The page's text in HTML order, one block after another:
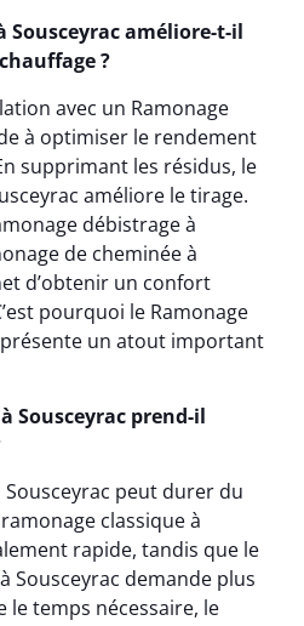
Sousceyrac améliore-t-il
?
avec un Ramonage
à optimiser le rendement
supprimant les résidus, le
améliore le tirage.
débistrage à
de cheminée à
d’obtenir un confort
pourquoi le Ramonage
un atout important
Sousceyrac prend-il
peut durer du
classique à
rapide, tandis que le
Sousceyrac demande plus
le temps nécessaire, le